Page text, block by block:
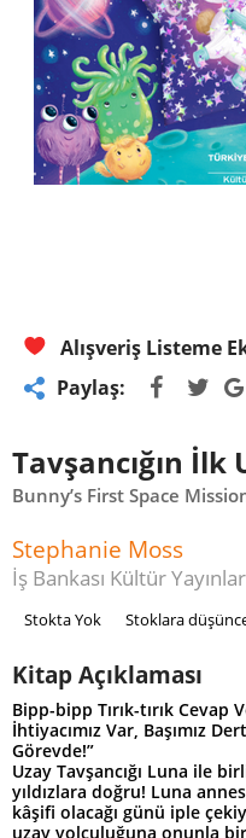
Alışveriş Listeme
Paylaş:
Tavşancığın İlk
Bunny’s First Space
Stephanie Moss
İş Bankası Kültür
Stokta Yok Stoklara
Kitap Açıklaması
Bipp-bipp Tırık-tırık Cevap
İhtiyacımız Var, Başımız
Görevde!”
Uzay Tavşancığı Luna ile
yıldızlara doğru! Luna
kâşifi olacağı günü iple
uzay yolculuğuna onunla